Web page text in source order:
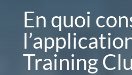
En quoi
Training